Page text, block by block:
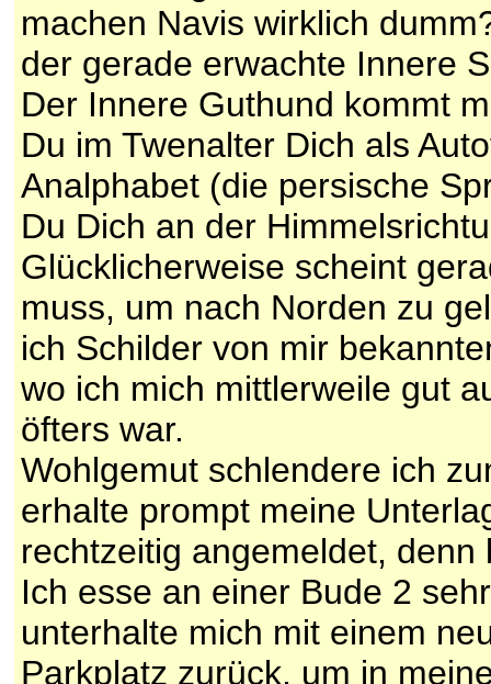
machen Navis wirklich
der gerade erwachte Innere
Der Innere Guthund kommt
Du im Twenalter Dich als
Analphabet (die persische
Du Dich an der
Glücklicherweise scheint
muss, um nach Norden zu
ich Schilder von mir
wo ich mich mittlerweile gut
öfters war.
Wohlgemut schlendere ich
erhalte prompt meine
rechtzeitig angemeldet,
Ich esse an einer Bude 2
unterhalte mich mit einem
Parkplatz zurück, um in